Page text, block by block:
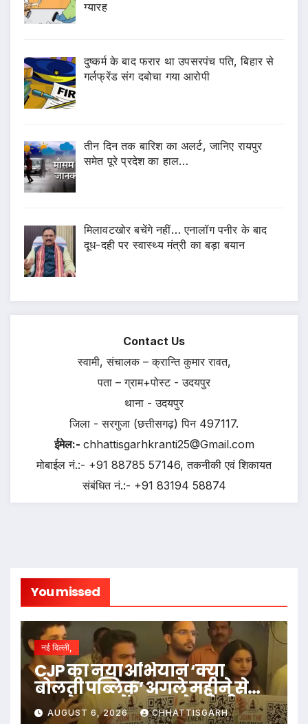
ग्यारह
दुष्कर्म के बाद फरार था उपसरपंच पति, बिहार से
गर्लफ्रेंड संग दबोचा गया आरोपी
तीन दिन तक बारिश का अलर्ट, जानिए रायपुर
समेत पूरे प्रदेश का हाल…
मिलावटखोर बचेंगे नहीं… एनालॉग पनीर के बाद
दूध-दही पर स्वास्थ्य मंत्री का बड़ा बयान
Contact Us
स्वामी, संचालक – क्रान्ति कुमार रावत,
पता – ग्राम+पोस्ट - उदयपुर
थाना - उदयपुर
जिला - सरगुजा (छत्तीसगढ़) पिन 497117.
ईमेल:- chhattisgarhkranti25@Gmail.com
मोबाईल नं.:- +91 88785 57146, तकनीकी एवं शिकायत
संबंधित नं.:- +91 83194 58874
You missed
नई दिल्ली,
CJP का नया अभियान ‘क्या
बोलती पब्लिक’ अगले महीने से
शुरू, देशभर में Zen G से करेगी
AUGUST 6, 2026 CHHATTISGARH